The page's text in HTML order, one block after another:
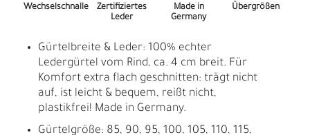
Wechselschnalle
Zertifiziertes
Leder
Made in
Germany
Übergrößen
Gürtelbreite & Leder: 100% echter
Ledergürtel vom Rind, ca. 4 cm breit. Für
Komfort extra flach geschnitten: trägt nicht
auf, ist leicht & bequem, reißt nicht,
plastikfrei! Made in Germany.
Gürtelgröße: 85, 90, 95, 100, 105, 110, 115,